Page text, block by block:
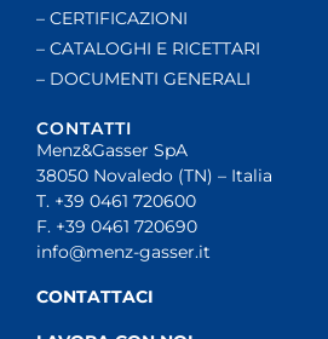
– CERTIFICAZIONI
– CATALOGHI E RICETTARI
– DOCUMENTI GENERALI
CONTATTI
Menz&Gasser SpA
38050 Novaledo (TN) – Italia
T. +39 0461 720600
F. +39 0461 720690
info@menz-gasser.it
CONTATTACI